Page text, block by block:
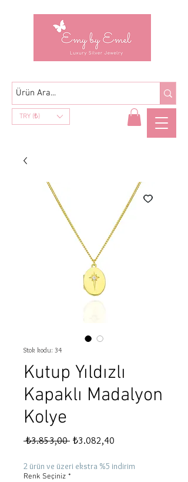
TRY (₺)
Stok kodu: 34
Kutup Yıldızlı
Kapaklı Madalyon
Kolye
₺3.853,00 Normal
₺3.082,40
2 ürün ve üzeri ekstra %5 indirim
Renk Seçiniz *